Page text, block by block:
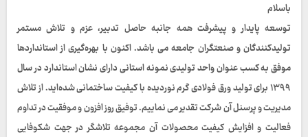
باسلام
توسعه پایدار و پیشرفت همه جانبه حاصل تدبیر، عزم و تلاش مستمر
تولیدکنندگان و صنعتگران جامعه می باشد. اکنون با بهره‌گیری از استانداردها
موفق به کسب عنوان واحد تولیدی نمونه استانی دارای نشان استاندارد در سال
۱۳۹۹ برای تولید ورق فولادی گرم نوردیده با کیفیت ساختمانی شده‌اید. از تلاش
مدیریت و پرسنل آن شرکت تقدیر می نماییم. توفیق روز افزون و موفقیت در تداوم
فعالیت و افزایش کیفیت محصولات آن مجموعه تلاشگر در جهت شکوفایی